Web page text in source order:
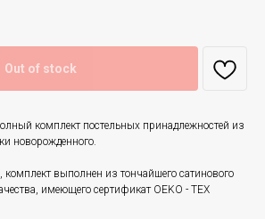
Out of stock
комплект постельных принадлежностей из
новорожденного.
выполнен из тончайшего сатинового
имеющего сертификат OEKO - TEX